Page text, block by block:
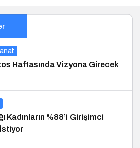
Haftasında Vizyona Girecek
Kadınların %88’i Girişimci